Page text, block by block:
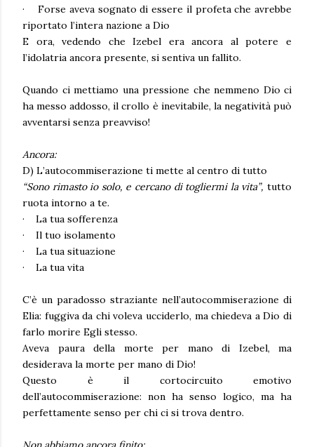
·
Forse aveva sognato di essere il profeta che avrebbe
riportato l’intera nazione a Dio
E ora, vedendo che Izebel era ancora al potere e
l’idolatria ancora presente, si sentiva un fallito.
Quando ci mettiamo una pressione che nemmeno Dio ci
ha messo addosso, il crollo è inevitabile, la negatività può
avventarsi senza preavviso!
Ancora:
D) L’autocommiserazione ti mette al centro di tutto
“Sono rimasto io solo, e cercano di togliermi la vita”, tutto
ruota intorno a te.
·
La tua sofferenza
·
Il tuo isolamento
·
La tua situazione
·
La tua vita
C’è un paradosso straziante nell’autocommiserazione di
Elia: fuggiva da chi voleva ucciderlo, ma chiedeva a Dio di
farlo morire Egli stesso.
Aveva paura della morte per mano di Izebel, ma
desiderava la morte per mano di Dio!
Questo è il cortocircuito emotivo
dell’autocommiserazione: non ha senso logico, ma ha
perfettamente senso per chi ci si trova dentro.